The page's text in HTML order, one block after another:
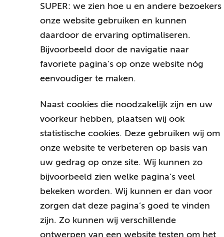
SUPER: we zien hoe u en andere bezoekers
onze website gebruiken en kunnen
daardoor de ervaring optimaliseren.
Bijvoorbeeld door de navigatie naar
favoriete pagina’s op onze website nóg
eenvoudiger te maken.
Naast cookies die noodzakelijk zijn en uw
voorkeur hebben, plaatsen wij ook
statistische cookies. Deze gebruiken wij om
onze website te verbeteren op basis van
uw gedrag op onze site. Wij kunnen zo
bijvoorbeeld zien welke pagina’s veel
bekeken worden. Wij kunnen er dan voor
zorgen dat deze pagina’s goed te vinden
zijn. Zo kunnen wij verschillende
ontwerpen van een website testen om het